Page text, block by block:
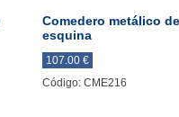
Comedero metálico de
esquina
107.00 €
Código: CME216